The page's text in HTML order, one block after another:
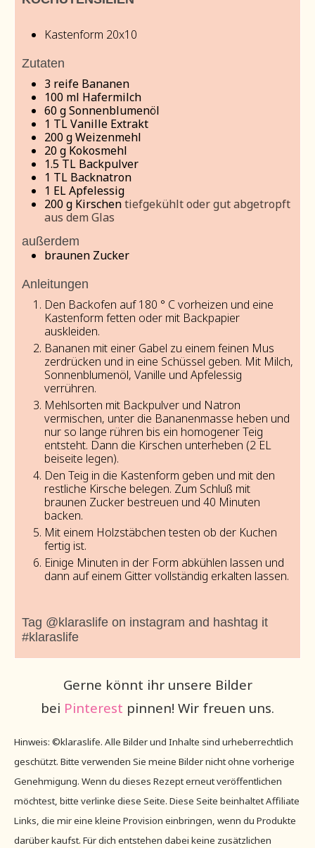
Kastenform 20x10
Zutaten
3 reife Bananen
100 ml Hafermilch
60gSonnenblumenöl
1 TL Vanille Extrakt
200gWeizenmehl
20g Kokosmehl
1.5 TL Backpulver
1 TL Backnatron
1 EL Apfelessig
200g Kirschentiefgekühlt oder gut abgetropft
aus dem Glas
außerdem
braunen Zucker
Anleitungen
Den Backofen auf 180 ° C vorheizen und eine
Kastenform fetten oder mit Backpapier
auskleiden.
Bananen mit einer Gabel zu einem feinen Mus
zerdrücken und in eine Schüssel geben. Mit Milch,
Sonnenblumenöl, Vanille und Apfelessig
verrühren.
Mehlsorten mit Backpulver und Natron
vermischen, unter die Bananenmasse heben und
nur so lange rühren bis ein homogener Teig
entsteht. Dann die Kirschen unterheben (2 EL
beiseite legen).
Den Teig in die Kastenform geben und mit den
restliche Kirsche belegen. Zum Schluß mit
braunen Zucker bestreuen und 40 Minuten
backen.
Mit einem Holzstäbchen testen ob der Kuchen
fertig ist.
Einige Minuten in der Form abkühlen lassen und
dann auf einem Gitter vollständig erkalten lassen.
Tag @klaraslife on instagram and hashtag it
#klaraslife
Gerne könnt ihr unsere Bilder
bei Pinterest pinnen! Wir freuen uns.
Hinweis: ©klaraslife. Alle Bilder und Inhalte sind urheberrechtlich
geschützt. Bitte verwenden Sie meine Bilder nicht ohne vorherige
Genehmigung. Wenn du dieses Rezept erneut veröffentlichen
möchtest, bitte verlinke diese Seite. Diese Seite beinhaltet Affiliate
Links, die mir eine kleine Provision einbringen, wenn du Produkte
darüber kaufst. Für dich entstehen dabei keine zusätzlichen